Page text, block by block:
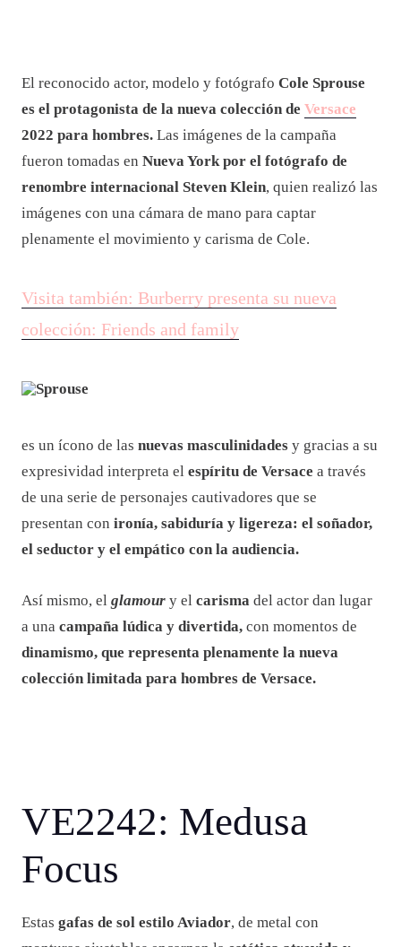
El reconocido actor, modelo y fotógrafo Cole Sprouse
es el protagonista de la nueva colección de Versace
2022 para hombres. Las imágenes de la campaña
fueron tomadas en Nueva York por el fotógrafo de
renombre internacional Steven Klein, quien realizó las
imágenes con una cámara de mano para captar
plenamente el movimiento y carisma de Cole.
Visita también: Burberry presenta su nueva
colección: Friends and family
Sprouse
es un ícono de las nuevas masculinidades y gracias a su
expresividad interpreta el espíritu de Versace a través
de una serie de personajes cautivadores que se
presentan con ironía, sabiduría y ligereza: el soñador,
el seductor y el empático con la audiencia.
Así mismo, el glamour y el carisma del actor dan lugar
a una campaña lúdica y divertida, con momentos de
dinamismo, que representa plenamente la nueva
colección limitada para hombres de Versace.
VE2242: Medusa
Focus
Estas gafas de sol estilo Aviador, de metal con